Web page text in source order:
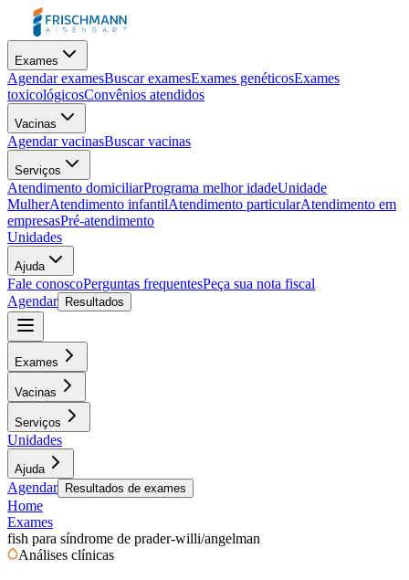
Exames
Agendar examesBuscar examesExames genéticosExames
toxicológicosConvênios atendidos
Vacinas
Agendar vacinasBuscar vacinas
Serviços
Atendimento domiciliarPrograma melhor idadeUnidade
MulherAtendimento infantilAtendimento particularAtendimento em
empresasPré-atendimento
Unidades
Ajuda
Fale conoscoPerguntas frequentesPeça sua nota fiscal
Agendar
Resultados
Exames
Vacinas
Serviços
Unidades
Ajuda
Agendar Resultados de exames
Home
Exames
fish para síndrome de prader-willi/angelman
Análises clínicas